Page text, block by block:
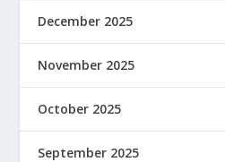
December 2025
November 2025
October 2025
September 2025